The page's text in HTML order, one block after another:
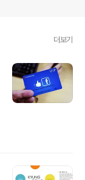
더보기